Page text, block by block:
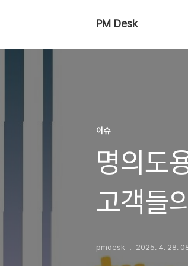
PM Desk
이슈
명의도
고객들
pmdesk 2025. 4. 28.